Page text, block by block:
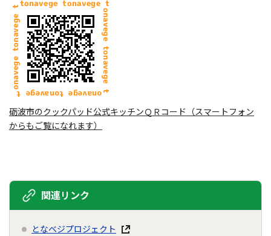
砺波市のクックパッド公式キッチンＱＲコード（スマートフォン
からもご覧になれます）
関連リンク
となベジプロジェクト